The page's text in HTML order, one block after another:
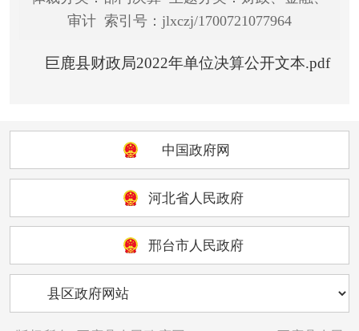
审计 索引号：jlxczj/1700721077964
巨鹿县财政局2022年单位决算公开文本.pdf
中国政府网
河北省人民政府
邢台市人民政府